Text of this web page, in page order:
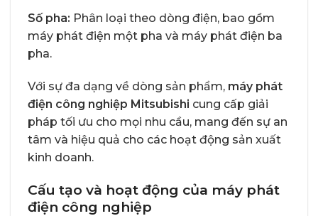
Số pha: Phân loại theo dòng điện, bao gồm
máy phát điện một pha và máy phát điện ba
pha.
Với sự đa dạng về dòng sản phẩm, máy phát
điện công nghiệp Mitsubishi cung cấp giải
pháp tối ưu cho mọi nhu cầu, mang đến sự an
tâm và hiệu quả cho các hoạt động sản xuất
kinh doanh.
Cấu tạo và hoạt động của máy phát
điện công nghiệp